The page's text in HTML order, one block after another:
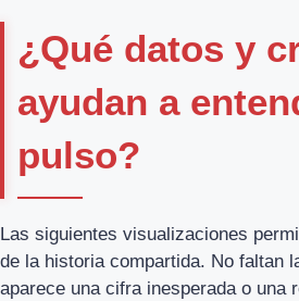
¿Qué datos y
ayudan a
pulso?
Las siguientes visualizaciones
de la historia compartida. No faltan
aparece una cifra inesperada o una